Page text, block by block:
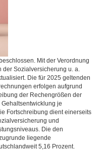
Mit der Verordnung
Sozialversicherung u. a.
Die für 2025 geltenden
erfolgen aufgrund
der Rechengrößen der
je
Fortschreibung dient einerseits
und
Die den
liegende
5,16 Prozent.